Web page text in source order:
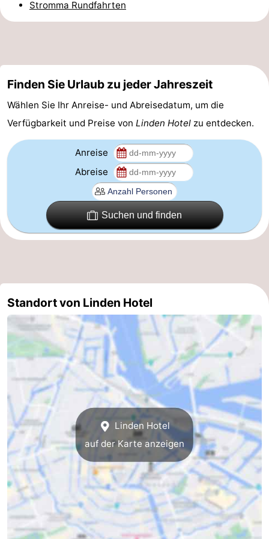
Homohauptstadt
Stadt
der
Diamante
Plätze
im
Gärten
Umgebung
-
Forum
Reisebuchshop
Őffentliche
Verkehr
Route
Hauptbahnhof
Schiphol
Eindhoven
Parken
Tipps
Stromma Rundfahrten
Finden Sie Urlaub zu jeder Jahreszeit
Wählen Sie Ihr Anreise- und Abreisedatum, um die
Verfügbarkeit und Preise von Linden Hotel zu entdecken.
Anreise
Abreise
Suchen und finden
Standort von Linden Hotel
Linden Hotel
auf der Karte anzeigen